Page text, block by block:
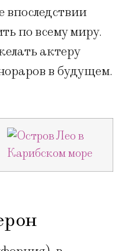
впоследствии
по всему миру.
актеру
в будущем.